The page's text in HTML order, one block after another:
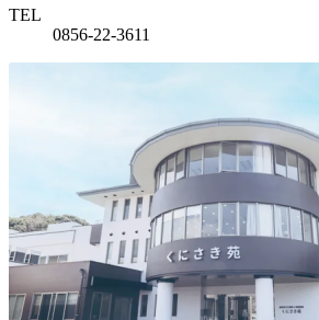
TEL
0856-22-3611